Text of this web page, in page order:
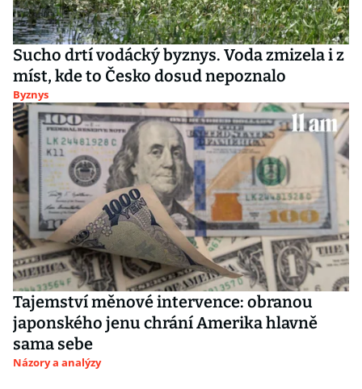
Sucho drtí vodácký byznys. Voda zmizela i z
míst, kde to Česko dosud nepoznalo
Byznys
Tajemství měnové intervence: obranou
japonského jenu chrání Amerika hlavně
sama sebe
Názory a analýzy